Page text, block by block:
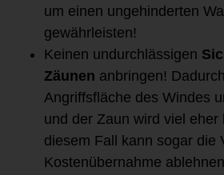
um einen ungehinderten
gewährleisten!
Keinen undurchlässigen
Zäunen anbringen!
Angriffsfläche des Windes
und der Zaun wird viel eher
diesem Fall kann sogar die
Kostenübernahme